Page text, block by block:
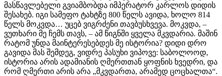
მასწავლებელი გვიამბობდა იმპერატორ კარლოს დიდის
შესახებ. იგი სამეფო ტახტზე 800 წელს ავიდა, ხოლო 814
წელს მოკვდა… უცებ ვიგრძენი თავბუსხვევა. მოკვდა, –
ვუთხარი მე ჩემს თავს, – ამ წიგნში ყველა მკვდარია. მაშინ
რატომ უნდა მაინტერესებდეს მე ისტორია? დიდი დრო
გავიდა მას შემდეგ, ვიდრე პასუხი ვიპოვე: საბოლოოდ,
ისტორია არის ადამიანის ღმერთთან ყოფნის ხვედრი, და
რომ ღმერთი არის არა „მკვდართა, არამედ ცოცხალთა“.